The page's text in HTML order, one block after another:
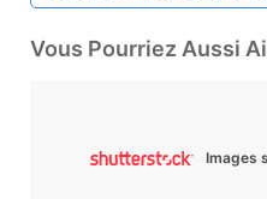
Vous Pourriez Aussi
Images